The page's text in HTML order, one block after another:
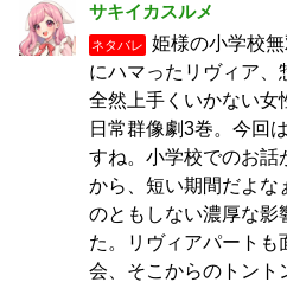
サキイカスルメ
ネタバレ
姫様の小学校
にハマったリヴィア、
全然上手くいかない女
日常群像劇3巻。今回
すね。小学校でのお話
から、短い期間だよな
のともしない濃厚な影
た。リヴィアパートも
会、そこからのトント